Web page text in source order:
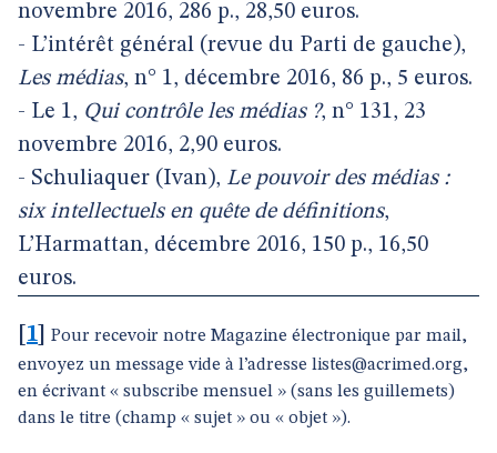
novembre 2016, 286 p., 28,50 euros.
- L’intérêt général (revue du Parti de gauche),
Les médias, n° 1, décembre 2016, 86 p., 5 euros.
- Le 1, Qui contrôle les médias ?, n° 131, 23
novembre 2016, 2,90 euros.
- Schuliaquer (Ivan), Le pouvoir des médias :
six intellectuels en quête de définitions,
L’Harmattan, décembre 2016, 150 p., 16,50
euros.
1
Pour recevoir notre Magazine électronique par mail,
envoyez un message vide à l’adresse listes@acrimed.org,
en écrivant « subscribe mensuel » (sans les guillemets)
dans le titre (champ « sujet » ou « objet »).